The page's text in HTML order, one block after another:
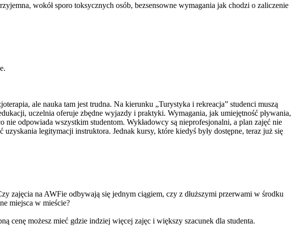
wokół sporo toksycznych osób, bezsensowne wymagania jak chodzi o zaliczenie
ale nauka tam jest trudna. Na kierunku „Turystyka i rekreacja” studenci muszą
uczelnia oferuje zbędne wyjazdy i praktyki. Wymagania, jak umiejętność pływania,
nie odpowiada wszystkim studentom. Wykładowcy są nieprofesjonalni, a plan zajęć nie
legitymacji instruktora. Jednak kursy, które kiedyś były dostępne, teraz już się
zajęcia na AWFie odbywają się jednym ciągiem, czy z dłuższymi przerwami w środku
miejsca w mieście?
cenę możesz mieć gdzie indziej więcej zajęc i większy szacunek dla studenta.